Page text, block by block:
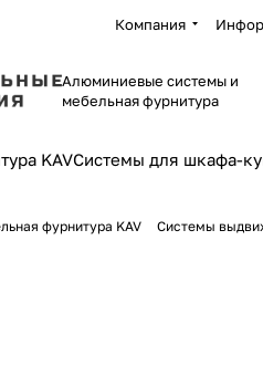
Компания
Алюминиевые системы и
мебельная фурнитура
KAVСистемы для шкафа-
фурнитура KAV Системы